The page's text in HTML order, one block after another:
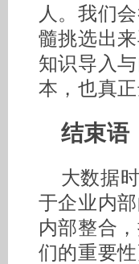
人。我们
髓挑选出
知识导入
本，也真
结束语
大数据
于企业内
内部整合
们的重要